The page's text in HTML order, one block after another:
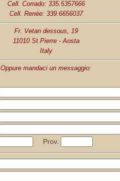
Cell. Corrado: 335.5357666
Cell. Renée: 339.6656037
Fr. Vetan dessous, 19
11010 St.Pierre - Aosta
Italy
Oppure mandaci un messaggio:
Prov.